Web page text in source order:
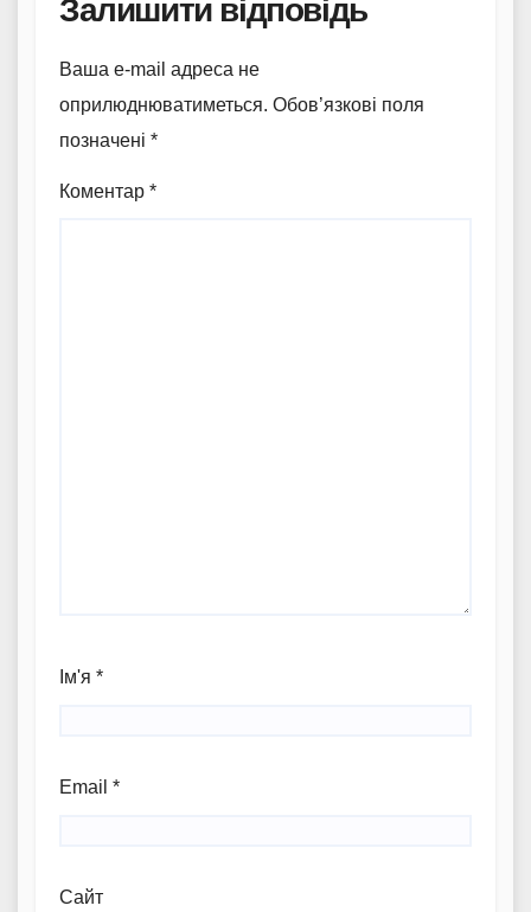
Залишити відповідь
Ваша e-mail адреса не
оприлюднюватиметься. Обов’язкові поля
позначені *
Коментар *
Ім'я *
Email *
Сайт